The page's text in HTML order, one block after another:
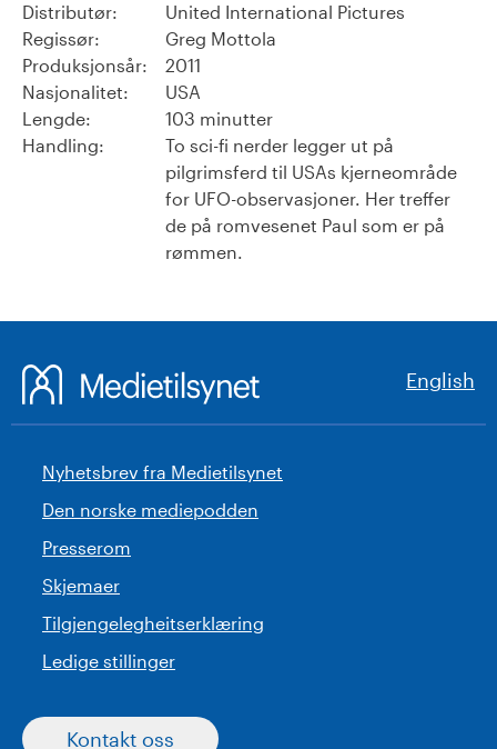
Distributør:
United International Pictures
Regissør:
Greg Mottola
Produksjonsår:
2011
Nasjonalitet:
USA
Lengde:
103 minutter
Handling:
To sci-fi nerder legger ut på
pilgrimsferd til USAs kjerneområde
for UFO-observasjoner. Her treffer
de på romvesenet Paul som er på
rømmen.
English
Nyhetsbrev fra Medietilsynet
Den norske mediepodden
Presserom
Skjemaer
Tilgjengelegheitserklæring
Ledige stillinger
Kontakt oss